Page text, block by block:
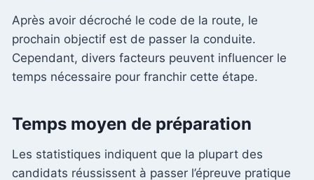
Après avoir décroché le code de la route, le
prochain objectif est de passer la conduite.
Cependant, divers facteurs peuvent influencer le
temps nécessaire pour franchir cette étape.
Temps moyen de préparation
Les statistiques indiquent que la plupart des
candidats réussissent à passer l’épreuve pratique